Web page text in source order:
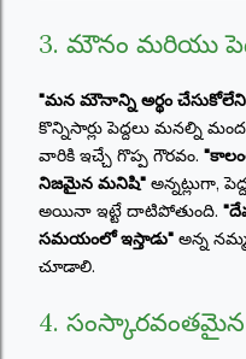
3. మౌనం మరియు
"మన మౌనాన్ని అర్థం
కొన్నిసార్లు పెద్దలు మనల్ని
వారికి ఇచ్చే గొప్ప గౌరవం.
నిజమైన మనిషి" అన్నట్లుగా,
అయినా ఇట్టే దాటిపోతుంది.
సమయంలో ఇస్తాడు" అన్న
చూడాలి.
4.